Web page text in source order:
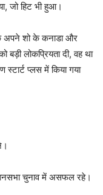
जो हिट भी हुआ।
अपने शो के कनाडा और
बड़ी लोकप्रियता दी, वह था
प्लस में किया गया
चुनाव में असफल रहे।